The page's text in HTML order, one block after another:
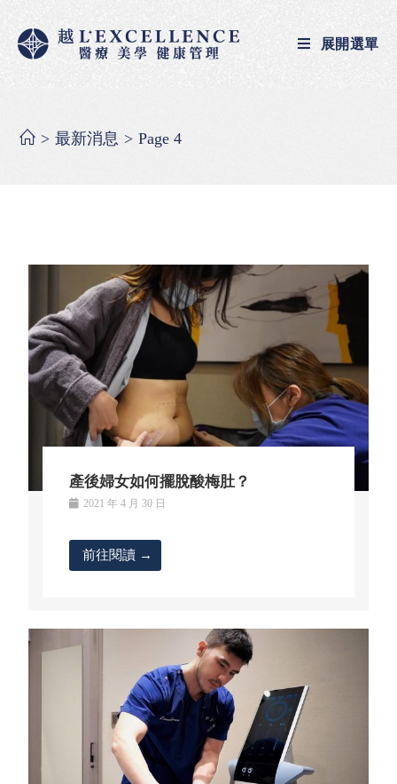
展開選單
> 最新消息 > Page 4
產後婦女如何擺脫酸梅肚？
2021 年 4 月 30 日
前往閱讀 →